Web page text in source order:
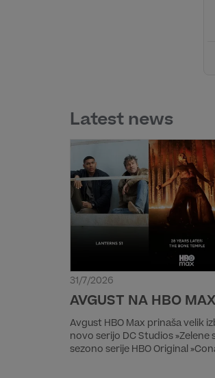
Latest news
31/7/2026
AVGUST NA HBO MAX
Avgust HBO Max prinaša velik
novo serijo DC Studios »Zelene
sezono serije HBO Original